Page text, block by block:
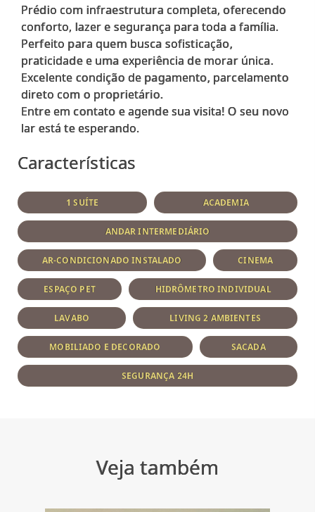
Prédio com infraestrutura completa, oferecendo
conforto, lazer e segurança para toda a família.
Perfeito para quem busca sofisticação,
praticidade e uma experiência de morar única.
Excelente condição de pagamento, parcelamento
direto com o proprietário.
Entre em contato e agende sua visita! O seu novo
Características
1 SUÍTE ACADEMIA
ANDAR INTERMEDIÁRIO
AR-CONDICIONADO INSTALADO CINEMA
ESPAÇO PET HIDRÔMETRO INDIVIDUAL
LAVABO LIVING 2 AMBIENTES
MOBILIADO E DECORADO SACADA
SEGURANÇA 24H
Veja também